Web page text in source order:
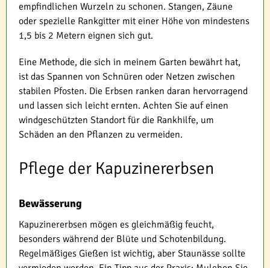
empfindlichen Wurzeln zu schonen. Stangen, Zäune
oder spezielle Rankgitter mit einer Höhe von mindestens
1,5 bis 2 Metern eignen sich gut.
Eine Methode, die sich in meinem Garten bewährt hat,
ist das Spannen von Schnüren oder Netzen zwischen
stabilen Pfosten. Die Erbsen ranken daran hervorragend
und lassen sich leicht ernten. Achten Sie auf einen
windgeschützten Standort für die Rankhilfe, um
Schäden an den Pflanzen zu vermeiden.
Pflege der Kapuzinererbsen
Bewässerung
Kapuzinererbsen mögen es gleichmäßig feucht,
besonders während der Blüte und Schotenbildung.
Regelmäßiges Gießen ist wichtig, aber Staunässe sollte